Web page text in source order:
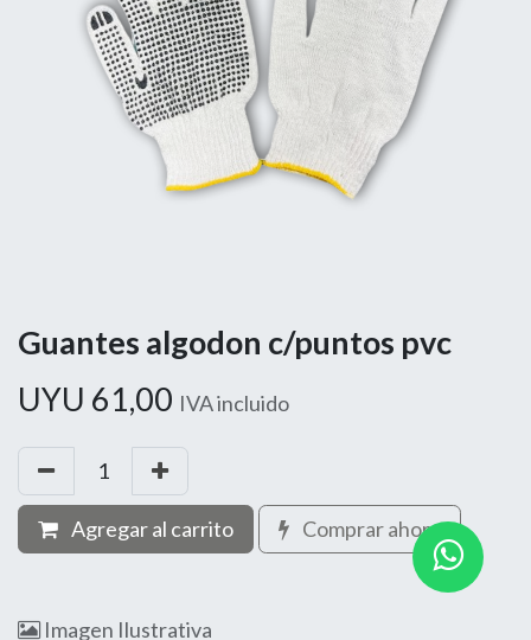
Guantes algodon c/puntos pvc
UYU 61,00 IVA incluido
Agregar al carrito Comprar ahora
Imagen Ilustrativa